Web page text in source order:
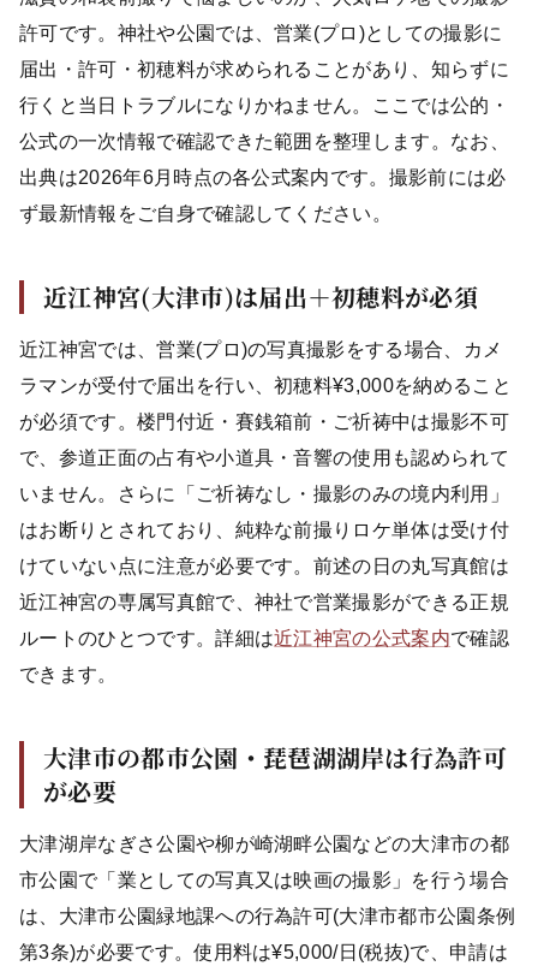
許可です。神社や公園では、営業(プロ)としての撮影に
届出・許可・初穂料が求められることがあり、知らずに
行くと当日トラブルになりかねません。ここでは公的・
公式の一次情報で確認できた範囲を整理します。なお、
出典は2026年6月時点の各公式案内です。撮影前には必
ず最新情報をご自身で確認してください。
近江神宮(大津市)は届出＋初穂料が必須
近江神宮では、営業(プロ)の写真撮影をする場合、カメ
ラマンが受付で届出を行い、初穂料¥3,000を納めること
が必須です。楼門付近・賽銭箱前・ご祈祷中は撮影不可
で、参道正面の占有や小道具・音響の使用も認められて
いません。さらに「ご祈祷なし・撮影のみの境内利用」
はお断りとされており、純粋な前撮りロケ単体は受け付
けていない点に注意が必要です。前述の日の丸写真館は
近江神宮の専属写真館で、神社で営業撮影ができる正規
ルートのひとつです。詳細は近江神宮の公式案内で確認
できます。
大津市の都市公園・琵琶湖湖岸は行為許可
が必要
大津湖岸なぎさ公園や柳が崎湖畔公園などの大津市の都
市公園で「業としての写真又は映画の撮影」を行う場合
は、大津市公園緑地課への行為許可(大津市都市公園条例
第3条)が必要です。使用料は¥5,000/日(税抜)で、申請は